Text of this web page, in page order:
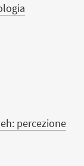
percezione